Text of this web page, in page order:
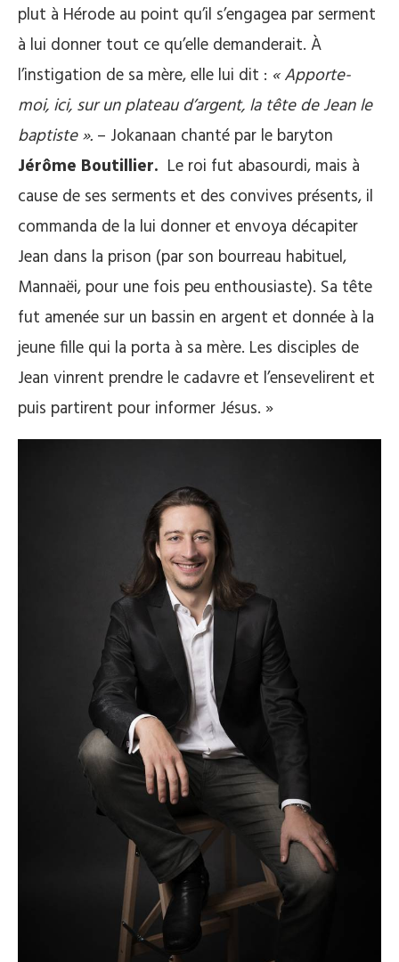
plut à Hérode au point qu’il s’engagea par serment
à lui donner tout ce qu’elle demanderait. À
l’instigation de sa mère, elle lui dit : « Apporte-
moi, ici, sur un plateau d’argent, la tête de Jean le
baptiste ». – Jokanaan chanté par le baryton
Jérôme Boutillier. Le roi fut abasourdi, mais à
cause de ses serments et des convives présents, il
commanda de la lui donner et envoya décapiter
Jean dans la prison (par son bourreau habituel,
Mannaëi, pour une fois peu enthousiaste). Sa tête
fut amenée sur un bassin en argent et donnée à la
jeune fille qui la porta à sa mère. Les disciples de
Jean vinrent prendre le cadavre et l’ensevelirent et
puis partirent pour informer Jésus. »